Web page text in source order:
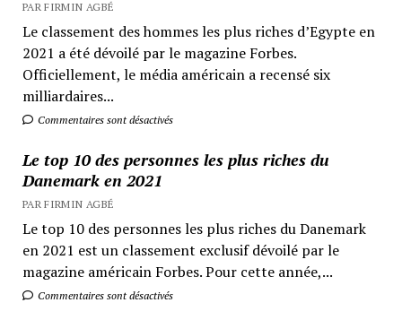
PAR FIRMIN AGBÉ
Le classement des hommes les plus riches d’Egypte en
2021 a été dévoilé par le magazine Forbes.
Officiellement, le média américain a recensé six
milliardaires...
Commentaires sont désactivés
Le top 10 des personnes les plus riches du
Danemark en 2021
PAR FIRMIN AGBÉ
Le top 10 des personnes les plus riches du Danemark
en 2021 est un classement exclusif dévoilé par le
magazine américain Forbes. Pour cette année,...
Commentaires sont désactivés